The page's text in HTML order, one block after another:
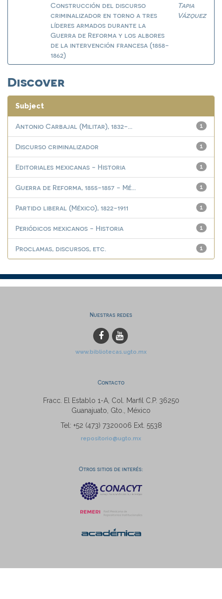
Construcción del discurso
criminalizador en torno a tres
líderes armados durante la
Guerra de Reforma y los albores
de la intervención francesa (1858-
1862)
Tapia
Vázquez
Discover
Subject
1
Antonio Carbajal (Militar), 1832-...
1
Discurso criminalizador
1
Editoriales mexicanas - Historia
1
Guerra de Reforma, 1855-1857 - Mé...
1
Partido liberal (México), 1822-1911
1
Periódicos mexicanos - Historia
1
Proclamas, discursos, etc.
Nuestras redes
www.bibliotecas.ugto.mx
Contacto
Fracc. El Establo 1-A, Col. Marfil C.P. 36250
Guanajuato, Gto., México
Tel: +52 (473) 7320006 Ext. 5538
repositorio@ugto.mx
Otros sitios de interés: